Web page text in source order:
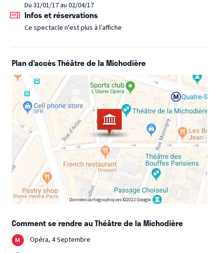
Inséparables »... ou comment se séparer malgré tout
quand tout vous en empêche. Une comédie moderne et
universelle ou toutes les générations se reconnaîtront.
Du 31/01/17 au 02/04/17
Infos et réservations
Ce spectacle n'est plus à l’affiche
Plan d’accès Théâtre de la Michodière
Données cartographiques ©2022 Google
Comment se rendre au Théâtre de la Michodière
Opéra, 4 Septembre